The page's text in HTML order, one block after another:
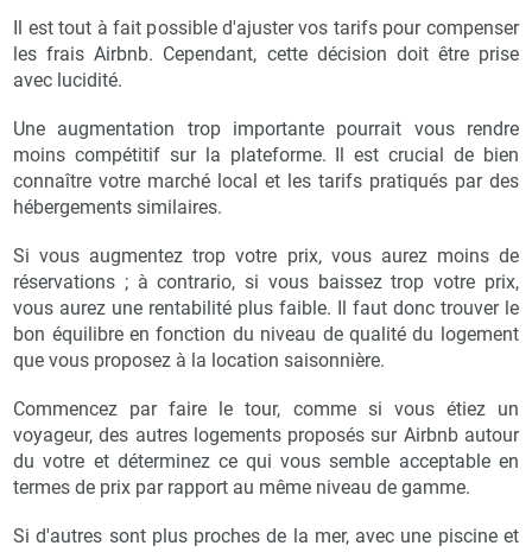
Il est tout à fait possible d'ajuster vos tarifs pour compenser
les frais Airbnb. Cependant, cette décision doit être prise
avec lucidité.
Une augmentation trop importante pourrait vous rendre
moins compétitif sur la plateforme. Il est crucial de bien
connaître votre marché local et les tarifs pratiqués par des
hébergements similaires.
Si vous augmentez trop votre prix, vous aurez moins de
réservations ; à contrario, si vous baissez trop votre prix,
vous aurez une rentabilité plus faible. Il faut donc trouver le
bon équilibre en fonction du niveau de qualité du logement
que vous proposez à la location saisonnière.
Commencez par faire le tour, comme si vous étiez un
voyageur, des autres logements proposés sur Airbnb autour
du votre et déterminez ce qui vous semble acceptable en
termes de prix par rapport au même niveau de gamme.
Si d'autres sont plus proches de la mer, avec une piscine et